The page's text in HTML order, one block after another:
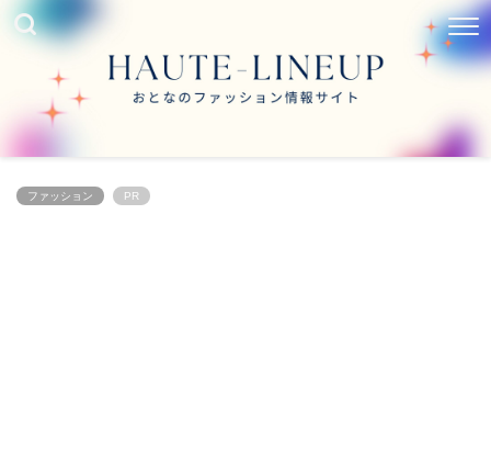
ファッション PR